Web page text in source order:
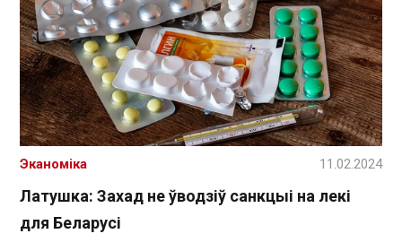
Латушка: Захад не ўводзіў санкцыі на лекі
для Беларусі
Эканоміка 11.02.2024